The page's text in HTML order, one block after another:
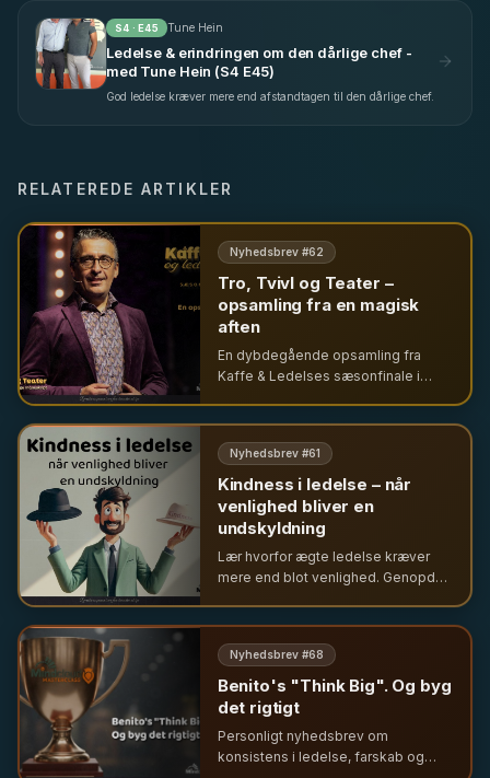
S4 · E45 Tune Hein
Ledelse & erindringen om den dårlige chef -
med Tune Hein (S4 E45)
God ledelse kræver mere end afstandtagen til den dårlige chef.
RELATEREDE ARTIKLER
Nyhedsbrev #62
Tro, Tvivl og Teater –
opsamling fra en magisk
aften
En dybdegående opsamling fra
Kaffe & Ledelses sæsonfinale i
sammen med førende eksperter og
unge ledere.
Nyhedsbrev #61
Kindness i ledelse – når
venlighed bliver en
undskyldning
Lær hvorfor ægte ledelse kræver
mere end blot venlighed. Genopdag
konfliktundgåelse forklædt som
ledelse.
Nyhedsbrev #68
Benito's "Think Big". Og byg
det rigtigt
Personligt nyhedsbrev om
konsistens i ledelse, farskab og